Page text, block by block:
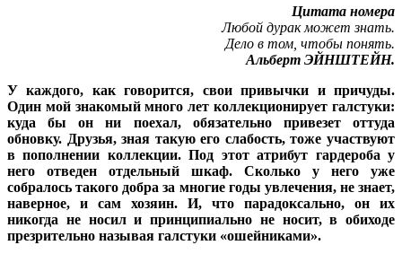
Цитата номера
Любой дурак может знать.
Дело в том, чтобы понять.
Альберт ЭЙНШТЕЙН.
У каждого, как говорится, свои привычки и причуды.
Один мой знакомый много лет коллекционирует галстуки:
куда бы он ни поехал, обязательно привезет оттуда
обновку. Друзья, зная такую его слабость, тоже участвуют
в пополнении коллекции. Под этот атрибут гардероба у
него отведен отдельный шкаф. Сколько у него уже
собралось такого добра за многие годы увлечения, не знает,
наверное, и сам хозяин. И, что парадоксально, он их
никогда не носил и принципиально не носит, в обиходе
презрительно называя галстуки «ошейниками».